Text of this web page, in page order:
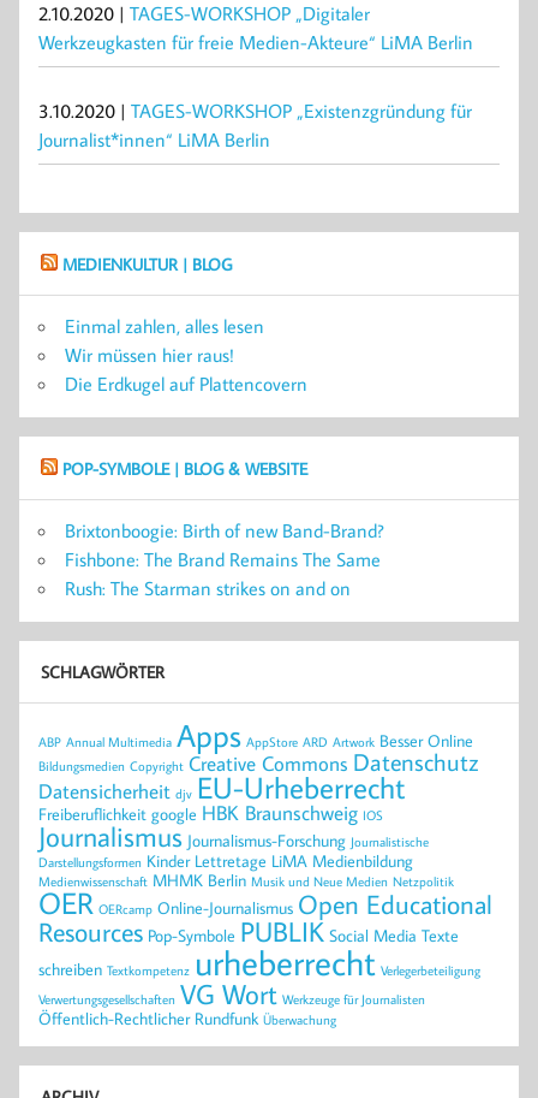
2.10.2020 | TAGES-WORKSHOP „Digitaler
Werkzeugkasten für freie Medien-Akteure“ LiMA Berlin
3.10.2020 | TAGES-WORKSHOP „Existenzgründung für
Journalist*innen“ LiMA Berlin
MEDIENKULTUR | BLOG
Einmal zahlen, alles lesen
Wir müssen hier raus!
Die Erdkugel auf Plattencovern
POP-SYMBOLE | BLOG & WEBSITE
Brixtonboogie: Birth of new Band-Brand?
Fishbone: The Brand Remains The Same
Rush: The Starman strikes on and on
SCHLAGWÖRTER
ABP Annual Multimedia Apps AppStore ARD Artwork Besser Online
Bildungsmedien Copyright Creative Commons Datenschutz
Datensicherheit djv EU-Urheberrecht
Freiberuflichkeit google HBK Braunschweig IOS
Journalismus Journalismus-Forschung Journalistische
Darstellungsformen Kinder Lettretage LiMA Medienbildung
Medienwissenschaft MHMK Berlin Musik und Neue Medien Netzpolitik
OER OERcamp Online-Journalismus Open Educational
Resources Pop-Symbole PUBLIK Social Media Texte
schreiben Textkompetenz urheberrecht Verlegerbeteiligung
Verwertungsgesellschaften VG Wort Werkzeuge für Journalisten
Öffentlich-Rechtlicher Rundfunk Überwachung